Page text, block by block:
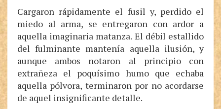
Cargaron rápidamente el fusil y, perdido el
miedo al arma, se entregaron con ardor a
aquella imaginaria matanza. El débil estallido
del fulminante mantenía aquella ilusión, y
aunque ambos notaron al principio con
extrañeza el poquísimo humo que echaba
aquella pólvora, terminaron por no acordarse
de aquel insignificante detalle.